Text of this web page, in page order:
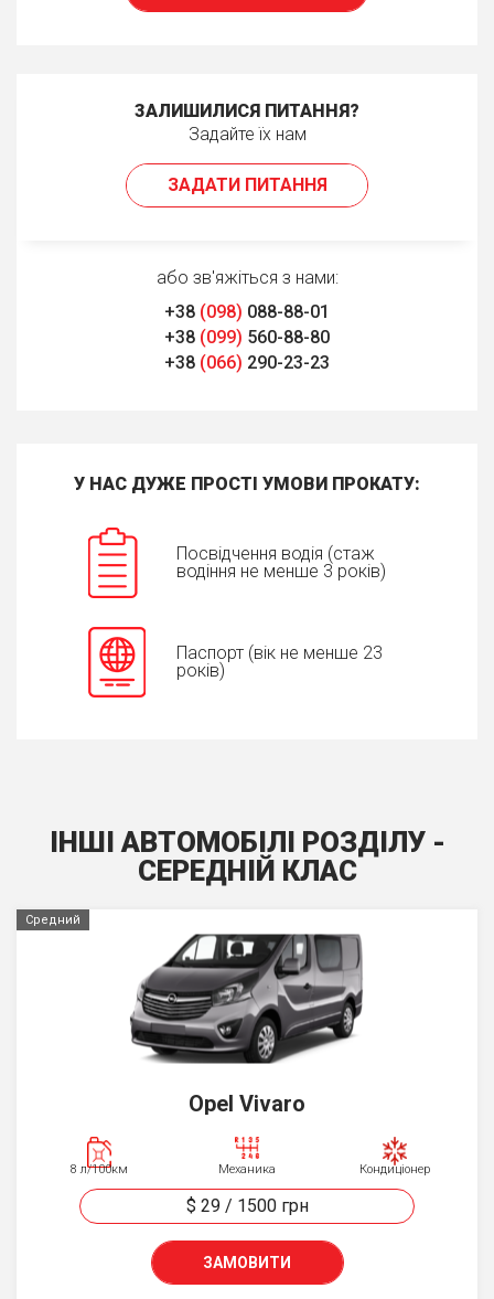
ЗАЛИШИЛИСЯ ПИТАННЯ?
Задайте їх нам
ЗАДАТИ ПИТАННЯ
або зв'яжіться з нами:
+38 (098) 088-88-01
+38 (099) 560-88-80
+38 (066) 290-23-23
У НАС ДУЖЕ ПРОСТІ УМОВИ ПРОКАТУ:
Посвідчення водія (стаж
водіння не менше 3 років)
Паспорт (вік не менше 23
років)
ІНШІ АВТОМОБІЛІ РОЗДІЛУ -
СЕРЕДНIЙ КЛАС
Средний
Opel Vivaro
8 л/100км Механика Кондиціонер
$ 29/ 1500 грн
ЗАМОВИТИ